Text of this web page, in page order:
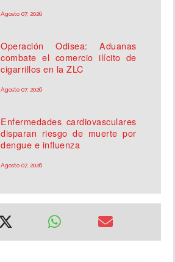
Agosto 07, 2026
Operación Odisea: Aduanas
combate el comercio ilícito de
cigarrillos en la ZLC
Agosto 07, 2026
Enfermedades cardiovasculares
disparan riesgo de muerte por
dengue e influenza
Agosto 07, 2026